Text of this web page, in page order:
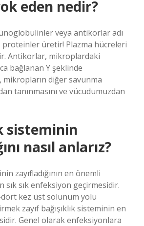
eden nedir?
veya antikorlar adı
üretir! Plazma hücreleri
Antikorlar, mikroplardaki
bağlanan Y şeklinde
diğer savunma
tanınmasını ve vücudumuzdan
sisteminin
nasıl anlarız?
zayıfladığının en önemli
sık sık enfeksiyon geçirmesidir.
dört kez üst solunum yolu
zayıf bağışıklık sisteminin en
Genel olarak enfeksiyonlara